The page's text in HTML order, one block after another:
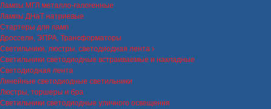
Лампы МГЛ металло-галогенные
Лампы ДНаТ натриевые
Стартеры для ламп
Дроссели, ЭПРА, Трансформаторы
Светильники, люстры, светодиодная лента
Светильники светодиодные встраиваемые и накладные
Светодиодная лента
Линейные светодиодные светильники
Люстры, торшеры и бра
Светильники светодиодные уличного освещения